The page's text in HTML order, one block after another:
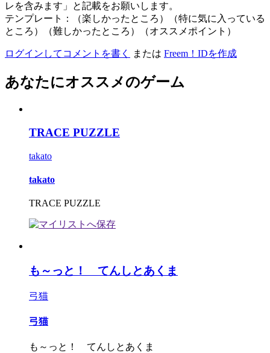
レを含みます」と記載をお願いします。
テンプレート：（楽しかったところ）（特に気に入っている
ところ）（難しかったところ）（オススメポイント）
ログインしてコメントを書く または Freem！IDを作成
あなたにオススメのゲーム
TRACE PUZZLE
takato
takato
TRACE PUZZLE
も～っと！ てんしとあくま
弓猫
弓猫
も～っと！ てんしとあくま